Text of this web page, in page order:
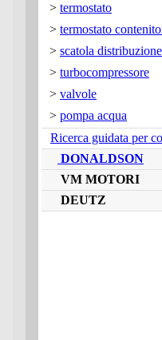
> termostato
> termostato
> scatola distribuzione
> turbocompressore
> valvole
> pompa acqua
Ricerca guidata per
DONALDSON
VM MOTORI
DEUTZ